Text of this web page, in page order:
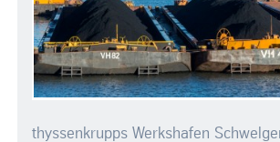
thyssenkrupps Werkshafen